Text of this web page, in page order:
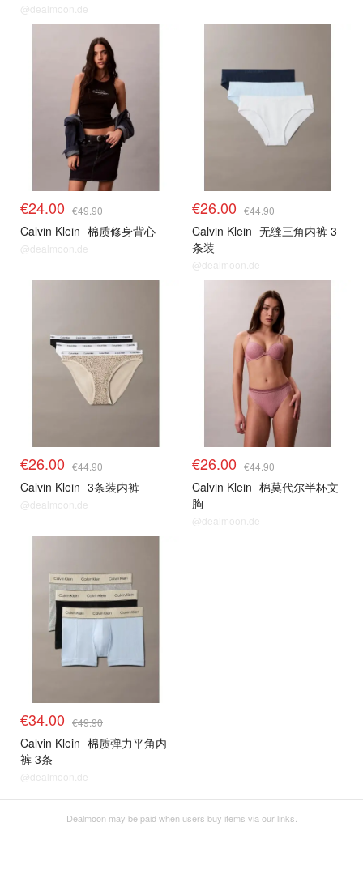
@dealmoon.de
€24.00 €49.90
Calvin Klein 棉质修身背心
@dealmoon.de
€26.00 €44.90
Calvin Klein 无缝三角内裤 3
条装
@dealmoon.de
€26.00 €44.90
Calvin Klein 3条装内裤
@dealmoon.de
€26.00 €44.90
Calvin Klein 棉莫代尔半杯文
胸
@dealmoon.de
€34.00 €49.90
Calvin Klein 棉质弹力平角内
裤 3条
@dealmoon.de
Dealmoon may be paid when users buy items via our links.